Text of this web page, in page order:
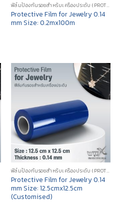
ฟิล์มป้องกันรอยสำหรับเครื่องประดับ (PROTECTIVE FILM FOR JEWELRY)
Protective Film for Jewelry 0.14
mm Size: 0.2mx100m
ฟิล์มป้องกันรอยสำหรับเครื่องประดับ (PROTECTIVE FILM FOR JEWELRY)
Protective Film for Jewelry 0.14
mm Size: 12.5cmx12.5cm
(Customised)